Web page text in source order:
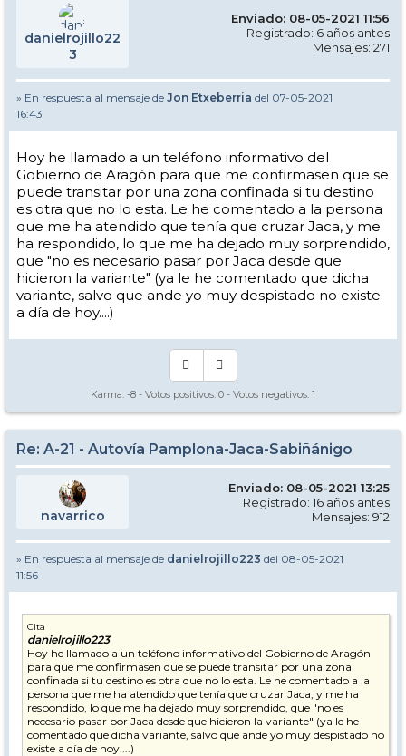
danielrojillo22
3
Enviado: 08-05-2021 11:56
Registrado: 6 años antes
Mensajes: 271
» En respuesta al mensaje de Jon Etxeberria del 07-05-2021
16:43
Hoy he llamado a un teléfono informativo del
Gobierno de Aragón para que me confirmasen que se
puede transitar por una zona confinada si tu destino
es otra que no lo esta. Le he comentado a la persona
que me ha atendido que tenía que cruzar Jaca, y me
ha respondido, lo que me ha dejado muy sorprendido,
que "no es necesario pasar por Jaca desde que
hicieron la variante" (ya le he comentado que dicha
variante, salvo que ande yo muy despistado no existe
a día de hoy....)
Karma: -8 - Votos positivos: 0 - Votos negativos: 1
Re: A-21 - Autovía Pamplona-Jaca-Sabiñánigo
navarrico
Enviado: 08-05-2021 13:25
Registrado: 16 años antes
Mensajes: 912
» En respuesta al mensaje de danielrojillo223 del 08-05-2021
11:56
Cita
danielrojillo223
Hoy he llamado a un teléfono informativo del Gobierno de Aragón
para que me confirmasen que se puede transitar por una zona
confinada si tu destino es otra que no lo esta. Le he comentado a la
persona que me ha atendido que tenía que cruzar Jaca, y me ha
respondido, lo que me ha dejado muy sorprendido, que "no es
necesario pasar por Jaca desde que hicieron la variante" (ya le he
comentado que dicha variante, salvo que ande yo muy despistado no
existe a día de hoy....)